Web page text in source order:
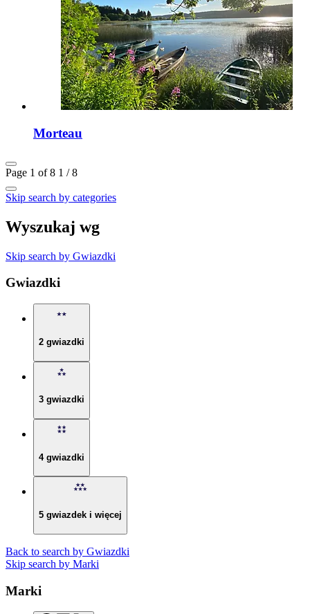
Morteau
Page 1 of 8 1 / 8
Skip search by categories
Wyszukaj wg
Skip search by Gwiazdki
Gwiazdki
2 gwiazdki
3 gwiazdki
4 gwiazdki
5 gwiazdek i więcej
Back to search by Gwiazdki
Skip search by Marki
Marki